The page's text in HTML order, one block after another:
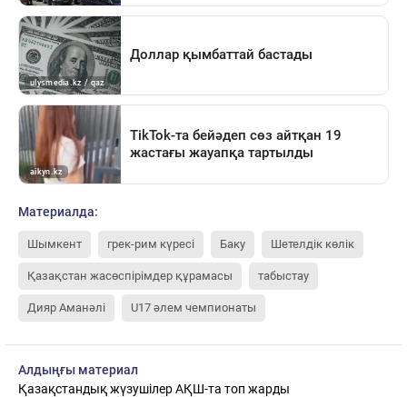
Материалда:
Шымкент грек-рим күресі Баку Шетелдік көлік
Қазақстан жасөспірімдер құрамасы табыстау
Дияр Аманәлі U17 әлем чемпионаты
Алдыңғы материал
Қазақстандық жүзушілер АҚШ-та топ жарды